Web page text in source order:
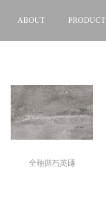
ABOUT PRODUCT
全釉拋石英磚